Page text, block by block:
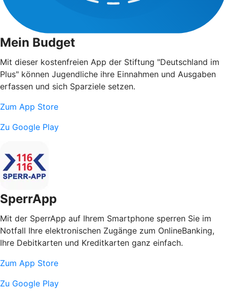
Mein Budget
Mit dieser kostenfreien App der Stiftung "Deutschland im
Plus" können Jugendliche ihre Einnahmen und Ausgaben
erfassen und sich Sparziele setzen.
Zum App Store
Zu Google Play
SperrApp
Mit der SperrApp auf Ihrem Smartphone sperren Sie im
Notfall Ihre elektronischen Zugänge zum OnlineBanking,
Ihre Debitkarten und Kreditkarten ganz einfach.
Zum App Store
Zu Google Play